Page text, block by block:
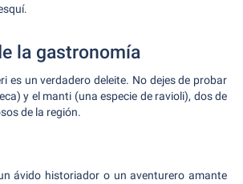
la gastronomía
es un verdadero deleite. No dejes de probar
y el manti (una especie de ravioli), dos de
de la región.
ávido historiador o un aventurero amante